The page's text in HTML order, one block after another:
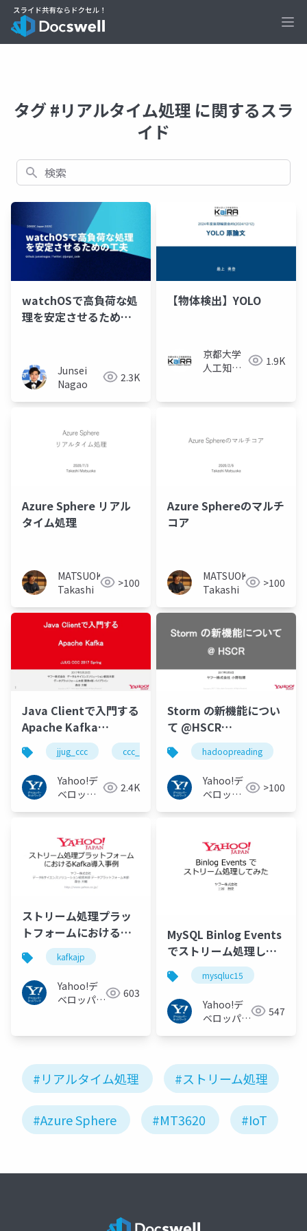
タグ #リアルタイム処理 に関するスラ
イド
検索
watchOSで高負荷な処
理を安定させるための
Junsei
Nagao
2.3K
【物体検出】YOLO
京都大学
人工知能
1.9K
Azure Sphere リアル
タイム処理
MATSUOKA
Takashi
>100
Azure Sphereのマルチ
コア
MATSUOKA
Takashi
>100
Java Clientで入門する
Apache Kafka
#jjug_ccc #ccc_e2
jjug_ccc ccc_e2
Yahoo!デ
ベロッパ
2.4K
Storm の新機能につい
て @HSCR
#hadoopreading
hadoopreading
Yahoo!デ
ベロッパ
>100
ストリーム処理プラッ
トフォームにおける
Kafka導入事例
#kafkajp
kafkajp
Yahoo!デ
ベロッパー
603
MySQL Binlog Events
でストリーム処理して
みた #MySQLUC15
mysqluc15
Yahoo!デ
ベロッパー
547
#リアルタイム処理 #ストリーム処理
#Azure Sphere #MT3620 #IoT